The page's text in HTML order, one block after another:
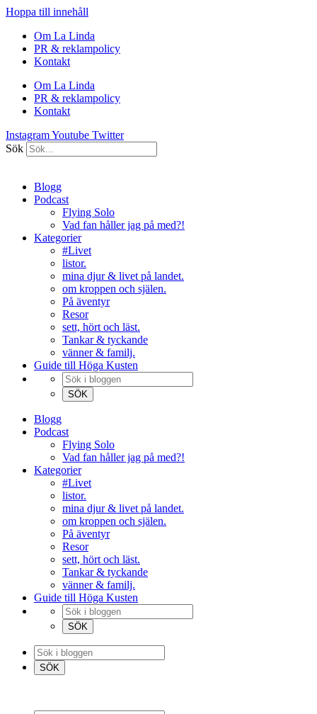
Hoppa till innehåll
Om La Linda
PR & reklampolicy
Kontakt
Om La Linda
PR & reklampolicy
Kontakt
InstagramYoutube Twitter
Sök
Blogg
Podcast
Flying Solo
Vad fan håller jag på med?!
Kategorier
#Livet
listor.
mina djur & livet på landet.
om kroppen och själen.
På äventyr
Resor
sett, hört och läst.
Tankar & tyckande
vänner & familj.
Guide till Höga Kusten
Blogg
Podcast
Flying Solo
Vad fan håller jag på med?!
Kategorier
#Livet
listor.
mina djur & livet på landet.
om kroppen och själen.
På äventyr
Resor
sett, hört och läst.
Tankar & tyckande
vänner & familj.
Guide till Höga Kusten